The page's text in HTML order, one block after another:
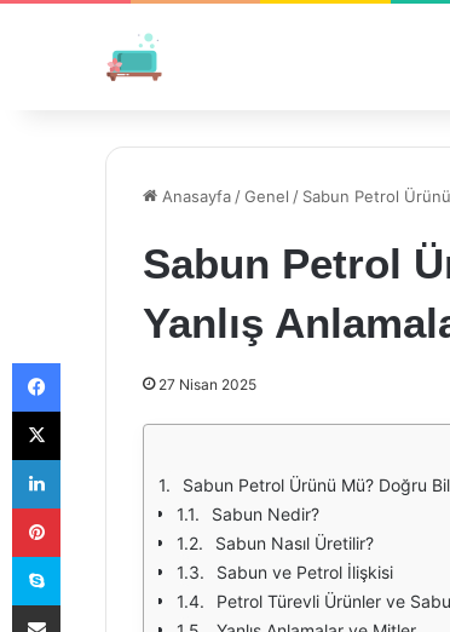
Anasayfa /Genel / Sabun Petrol
Sabun Petrol
Yanlış
27 Nisan 2025
Sabun Petrol Ürünü Mü? Doğru
Sabun Nedir?
Sabun Nasıl Üretilir?
Sabun ve Petrol İlişkisi
Petrol Türevli Ürünler ve
Facebook
X
LinkedIn
Pinterest
Skype
E-Posta ile paylaş